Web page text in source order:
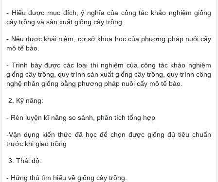
- Hiểu được mục đích, ý nghĩa của công tác khảo nghiệm giống
cây trồng và sản xuất giống cây trồng.
- Nêu được khái niệm, cơ sở khoa học của phương pháp nuôi cấy
mô tế bào.
- Trình bày được các loại thí nghiệm của công tác khảo nghiệm
giống cây trồng, quy trình sản xuất giống cây trồng, quy trình công
nghệ nhân giống bằng phương pháp nuôi cấy mô tế bào.
2. Kỹ năng:
- Rèn luyện kĩ năng so sánh, phân tích tổng hợp
-Vận dụng kiến thức đã học để chọn được giống đủ tiêu chuẩn
trước khi gieo trồng
3. Thái độ:
- Hứng thú tìm hiểu về giống cây trồng.